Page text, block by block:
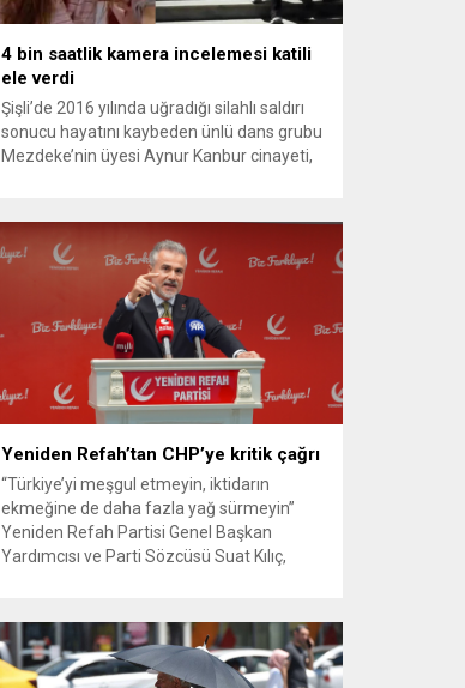
4 bin saatlik kamera incelemesi katili
ele verdi
Şişli’de 2016 yılında uğradığı silahlı saldırı
sonucu hayatını kaybeden ünlü dans grubu
Mezdeke’nin üyesi Aynur Kanbur cinayeti,
Akbil kaydını inceleyen Cinayet Büro
ekipleri, cinayeti işlediğini itiraf eden
maktulün akrabası Bülent G. ile azmettirici
olduğu öne sürülen 2...
Yeniden Refah’tan CHP’ye kritik çağrı
“Türkiye’yi meşgul etmeyin, iktidarın
ekmeğine de daha fazla yağ sürmeyin”
Yeniden Refah Partisi Genel Başkan
Yardımcısı ve Parti Sözcüsü Suat Kılıç,
muhalefetsiz, ana muhalefet gündemsiz
kalmamalıdır. Bir an önce anlaşın, kurultay
kararı alın, sorunun kaynağı değil, çözümün